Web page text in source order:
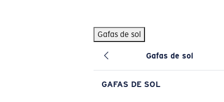
Gafas de sol
Gafas de sol
GAFAS DE SOL
BÚSQUEDAS POPULARES
Pilothouse PRO Limited Edition Pack Exclusivo
Gafas de sol personalizadas
Los más vendidos de gafas de sol